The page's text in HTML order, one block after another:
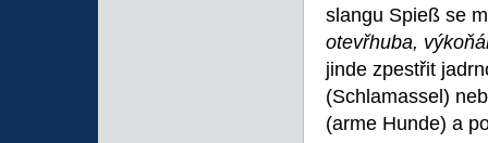
slangu Spieß se
otevřhuba,
jinde zpestřit
(Schlamassel)
(arme Hunde) a